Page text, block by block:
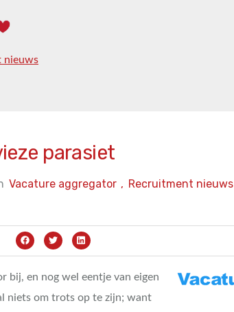
nieuws
parasiet
Recruitment nieuws
Vacature aggregator ,
bij, en nog wel eentje van eigen
niets om trots op te zijn; want